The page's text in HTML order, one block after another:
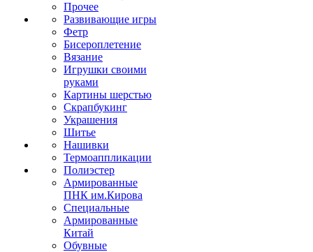
Прочее
Развивающие игры
Фетр
Бисероплетение
Вязание
Игрушки своими
руками
Картины шерстью
Скрапбукинг
Украшения
Шитье
Нашивки
Термоаппликации
Полиэстер
Армированные
ПНК им.Кирова
Специальные
Армированные
Китай
Обувные